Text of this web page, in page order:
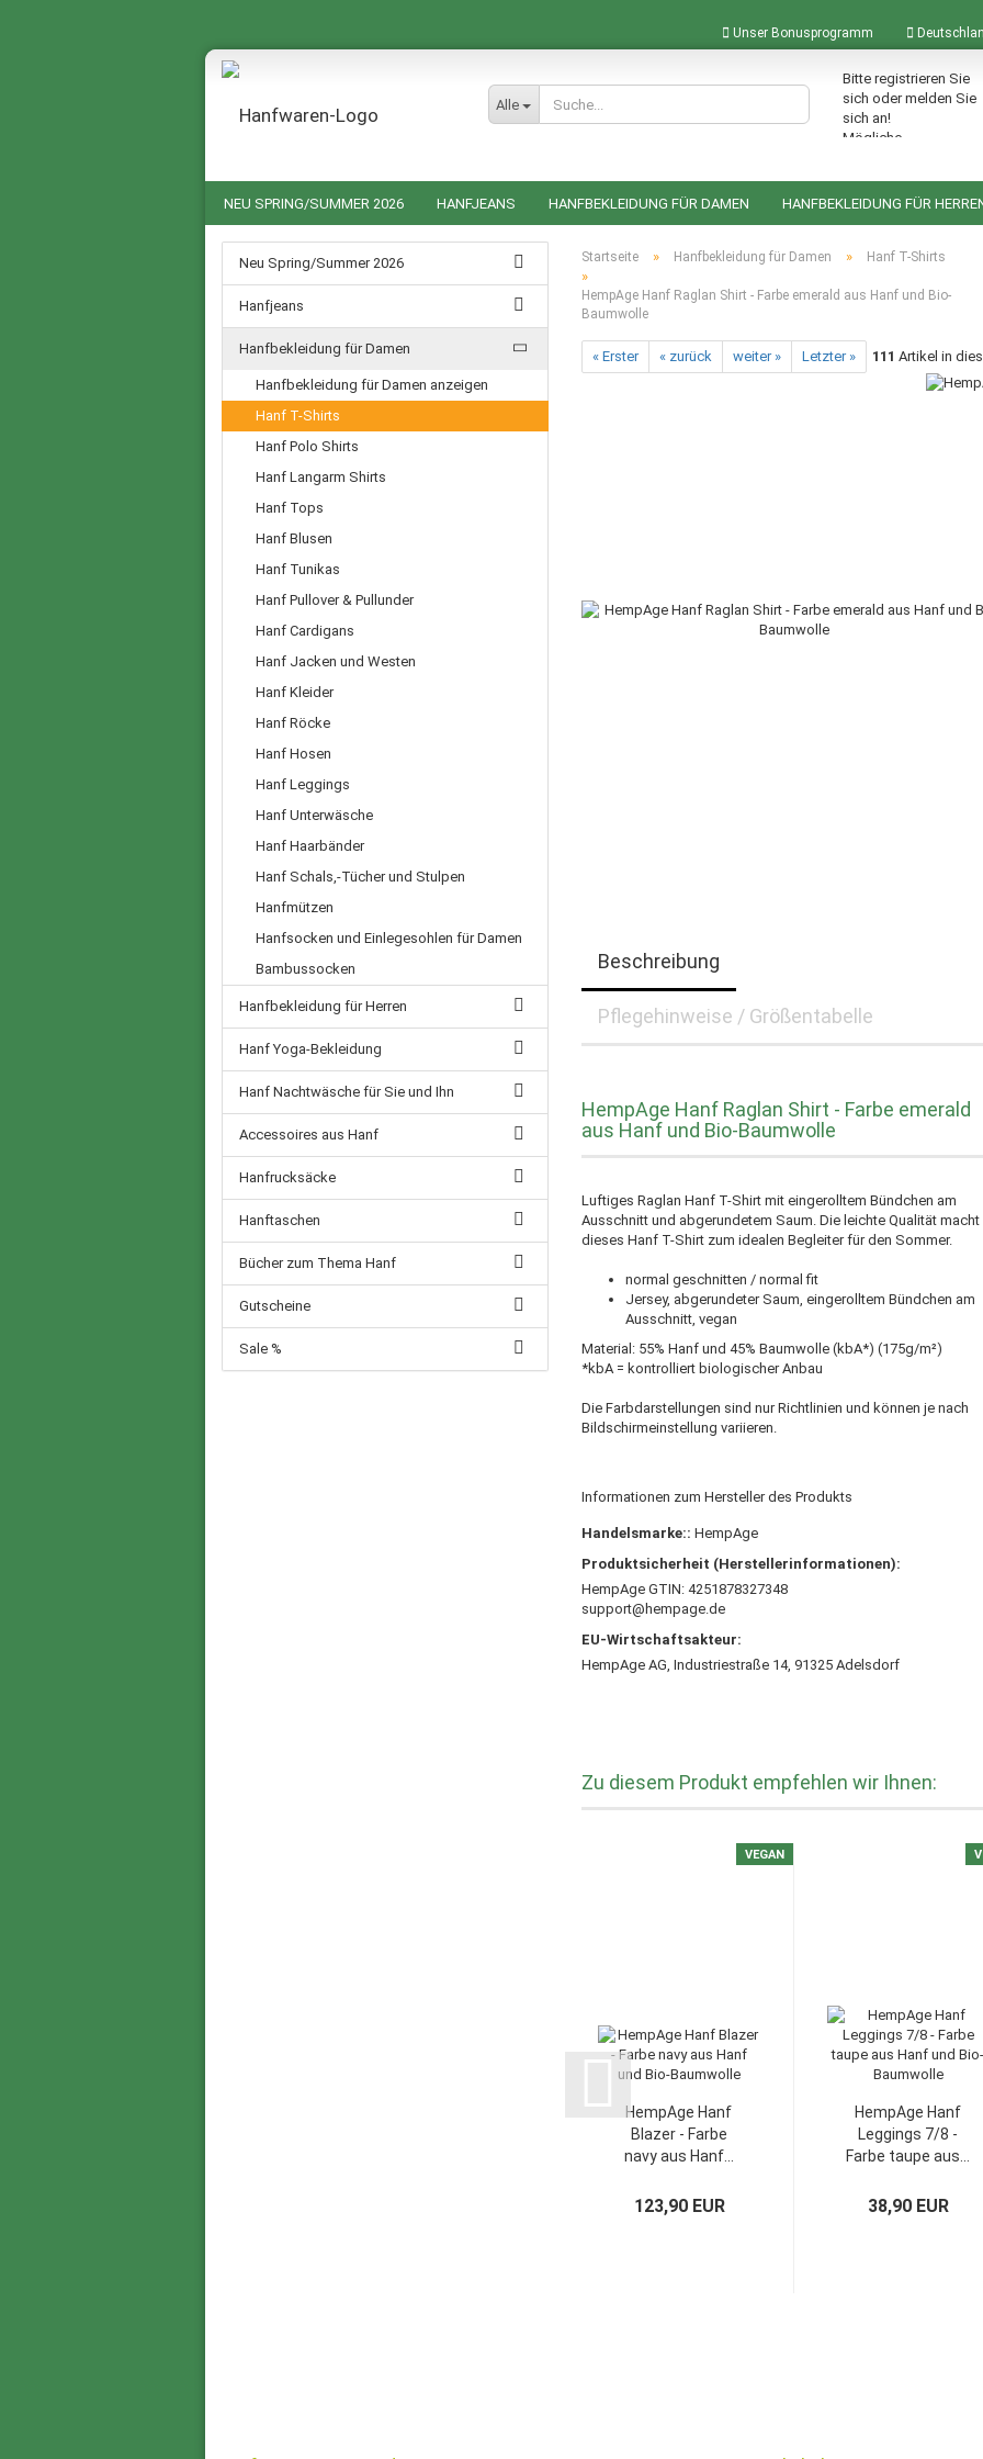
Unser Bonusprogramm
Lieferland
Passwort vergessen?
Alle
Bitte registrieren Sie
sich oder melden Sie
sich an!
Mögliche
Warenkorb: 0
NEU SPRING/SUMMER 2026 HANFJEANS HANFBEKLEIDUNG FÜR DAMEN HANFBEKLEIDUNG FÜR
HANF NACHTWÄSCHE FÜR SIE UND IHN ACCESSOIRES AUS HANF HANFRUCKSÄCKE HANFTASCHEN
Startseite » Hanfbekleidung für Damen » Hanf T-Shirts
»
HempAge Hanf Raglan Shirt - Farbe emerald aus Hanf und Bio-
Baumwolle
« Erster « zurück weiter » Letzter » 111 Artikel in
Beschreibung
Pflegehinweise / Größentabelle
HempAge Hanf Raglan Shirt - Farbe emerald
aus Hanf und Bio-Baumwolle
Luftiges Raglan Hanf T-Shirt mit eingerolltem Bündchen am
Ausschnitt und abgerundetem Saum. Die leichte Qualität macht
dieses Hanf T-Shirt zum idealen Begleiter für den Sommer.
normal geschnitten / normal fit
Jersey, abgerundeter Saum, eingerolltem Bündchen am
Ausschnitt, vegan
Material: 55% Hanf und 45% Baumwolle (kbA*) (175g/m²)
*kbA = kontrolliert biologischer Anbau
Die Farbdarstellungen sind nur Richtlinien und können je nach
Bildschirmeinstellung variieren.
Informationen zum Hersteller des Produkts
Handelsmarke::HempAge
Produktsicherheit (Herstellerinformationen):
HempAge GTIN: 4251878327348
support@hempage.de
EU-Wirtschaftsakteur:
HempAge AG, Industriestraße 14, 91325 Adelsdorf
Zu diesem Produkt empfehlen wir Ihnen:
VEGAN
HempAge Hanf
Blazer - Farbe
navy aus Hanf...
123,90 EUR
HempAge Hanf
Leggings 7/8 -
Farbe taupe aus...
38,90 EUR
Neu Spring/Summer 2026
Hanfjeans
Hanfbekleidung für Damen
Hanfbekleidung für Damen anzeigen
Hanf T-Shirts
Hanf Polo Shirts
Hanf Langarm Shirts
Hanf Tops
Hanf Blusen
Hanf Tunikas
Hanf Pullover & Pullunder
Hanf Cardigans
Hanf Jacken und Westen
Hanf Kleider
Hanf Röcke
Hanf Hosen
Hanf Leggings
Hanf Unterwäsche
Hanf Haarbänder
Hanf Schals,-Tücher und Stulpen
Hanfmützen
Hanfsocken und Einlegesohlen für Damen
Bambussocken
Hanfbekleidung für Herren
Hanf Yoga-Bekleidung
Hanf Nachtwäsche für Sie und Ihn
Accessoires aus Hanf
Hanfrucksäcke
Hanftaschen
Bücher zum Thema Hanf
Gutscheine
Sale %